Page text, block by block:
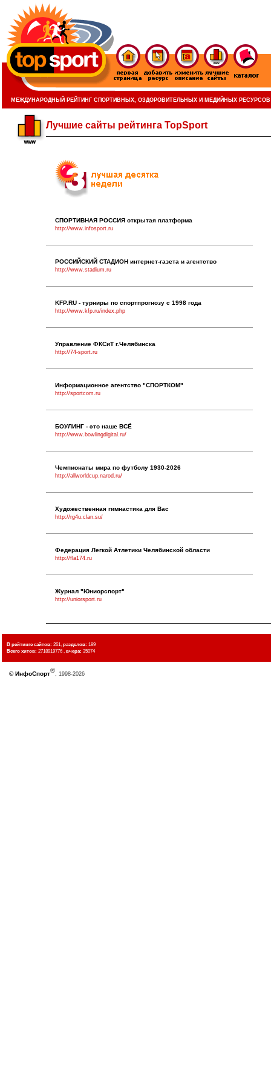
МЕЖДУНАРОДНЫЙ РЕЙТИНГ СПОРТИВНЫХ, ОЗДОРОВИТЕЛЬНЫХ И МЕДИЙНЫХ РЕСУРСОВ
Лучшие сайты рейтинга TopSport
СПОРТИВНАЯ РОССИЯ открытая платформа
http://www.infosport.ru
РОССИЙСКИЙ СТАДИОН интернет-газета и агентство
http://www.stadium.ru
KFP.RU - турниры по спортпрогнозу с 1998 года
http://www.kfp.ru/index.php
Управление ФКСиТ г.Челябинска
http://74-sport.ru
Информационное агентство "СПОРТКОМ"
http://sportcom.ru
БОУЛИНГ - это наше ВСЁ
http://www.bowlingdigital.ru/
Чемпионаты мира по футболу 1930-2026
http://allworldcup.narod.ru/
Художественная гимнастика для Вас
http://rg4u.clan.su/
Федерация Легкой Атлетики Челябинской области
http://fla174.ru
Журнал "Юниорспорт"
http://uniorsport.ru
В рейтинге сайтов: 261, разделов: 189
Всего хитов: 2718919776 , вчера: 35074
© ИнфоСпорт®
, 1998-2026